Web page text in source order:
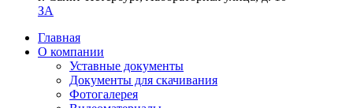
ЗА
Главная
О компании
Уставные документы
Документы для скачивания
Фотогалерея